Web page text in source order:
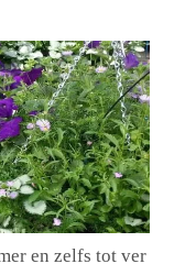
en zelfs tot ver